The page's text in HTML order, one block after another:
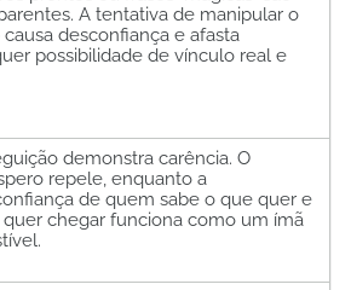
A tentativa de manipular o
desconfiança e afasta
possibilidade de vínculo real e
demonstra carência. O
repele, enquanto a
de quem sabe o que quer e
chegar funciona como um ímã